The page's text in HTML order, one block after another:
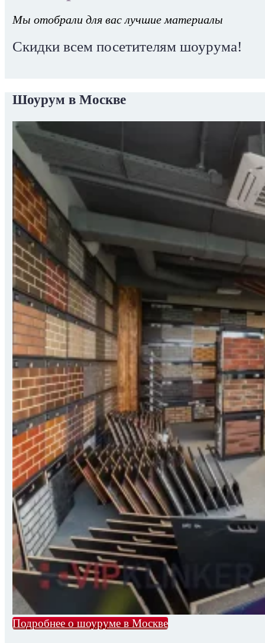
Мы отобрали для вас лучшие материалы
Скидки всем посетителям шоурума!
Шоурум в Москве
Подробнее о шоуруме в Москве